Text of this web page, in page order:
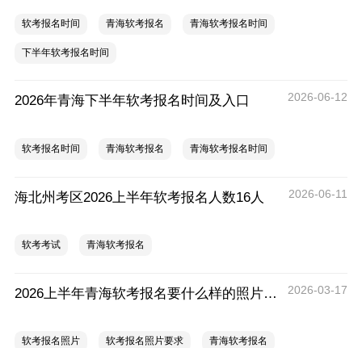
软考报名时间 青海软考报名 青海软考报名时间
下半年软考报名时间
2026年青海下半年软考报名时间及入口 2026-06-12
软考报名时间 青海软考报名 青海软考报名时间
海北州考区2026上半年软考报名人数16人 2026-06-11
软考考试 青海软考报名
2026上半年青海软考报名要什么样的照片？青海软考报名照片要求说明 2026-03-17
软考报名照片 软考报名照片要求 青海软考报名